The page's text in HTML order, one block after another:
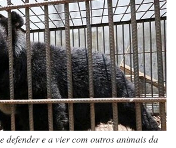
defender e a vier com outros animais da